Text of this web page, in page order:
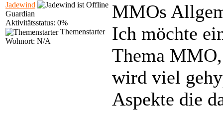
Jadewind
Guardian
Aktivitätsstatus: 0%
Themenstarter
Wohnort: N/A
MMOs
Ich möchte
Thema
wird viel
Aspekte die